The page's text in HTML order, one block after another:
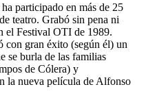
participado en más de 25
teatro. Grabó sin pena ni
el Festival OTI de 1989.
con gran éxito (según él) un
se burla de las familias
de Cólera) y
la nueva película de Alfonso